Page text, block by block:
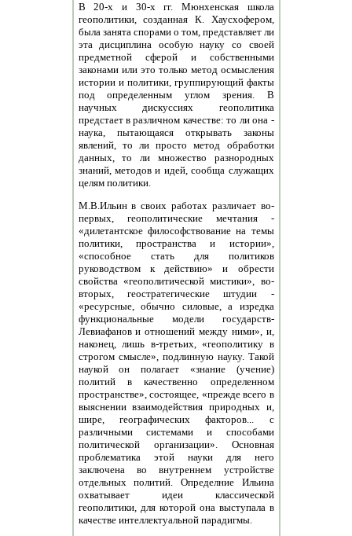
В 20-х и 30-х гг. Мюнхенская школа
геополитики, созданная К. Хаусхофером,
была занята спорами о том, представляет ли
эта дисциплина особую науку со своей
предметной сферой и собственными
законами или это только метод осмысления
истории и политики, группирующий факты
под определенным углом зрения. В
научных дискуссиях геополитика
предстает в различном качестве: то ли она -
наука, пытающаяся открывать законы
явлений, то ли просто метод обработки
данных, то ли множество разнородных
знаний, методов и идей, сообща служащих
целям политики.
М.В.Ильин в своих работах различает во-
первых, геополитические мечтания -
«дилетантское философствование на темы
политики, пространства и истории»,
«способное стать для политиков
руководством к действию» и обрести
свойства «геополитической мистики», во-
вторых, геостратегические штудии -
«ресурсные, обычно силовые, а изредка
функциональные модели государств-
Левиафанов и отношений между ними», и,
наконец, лишь в-третьих, «геополитику в
строгом смысле», подлинную науку. Такой
наукой он полагает «знание (учение)
политий в качественно определенном
пространстве», состоящее, «прежде всего в
выяснении взаимодействия природных и,
шире, географических факторов... с
различными системами и способами
политической организации». Основная
проблематика этой науки для него
заключена во внутреннем устройстве
отдельных политий. Определние Ильина
охватывает идеи классической
геополитики, для которой она выступала в
качестве интеллектуальной парадигмы.